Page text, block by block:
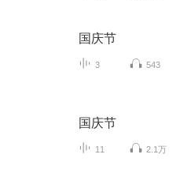
国庆节
3 543
国庆节
11 2.1万